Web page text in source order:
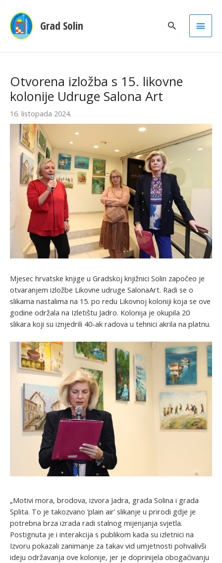
Grad Solin
Main
Otvorena izložba s 15. likovne
kolonije Udruge Salona Art
16. listopada 2024.
Mjesec hrvatske knjige u Gradskoj knjižnici Solin započeo je
otvaranjem izložbe Likovne udruge SalonaArt. Radi se o
slikama nastalima na 15. po redu Likovnoj koloniji koja se ove
godine održala na Izletištu Jadro. Kolonija je okupila 20
slikara koji su iznjedrili 40-ak radova u tehnici akrila na platnu.
„Motivi mora, brodova, izvora Jadra, grada Solina i grada
Splita. To je takozvano ‘plain air’ slikanje u prirodi gdje je
potrebna brza izrada radi stalnog mijenjanja svjetla.
Postignuta je i interakcija s publikom kada su izletnici na
Izvoru pokazali zanimanje za takav vid umjetnosti pohvalivši
ideju održavanja ove kolonije, jer je doprinijela obogaćivanju